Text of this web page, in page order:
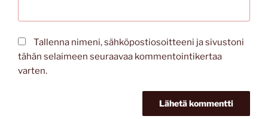
Tallenna nimeni, sähköpostiosoitteeni ja sivustoni
tähän selaimeen seuraavaa kommentointikertaa
varten.